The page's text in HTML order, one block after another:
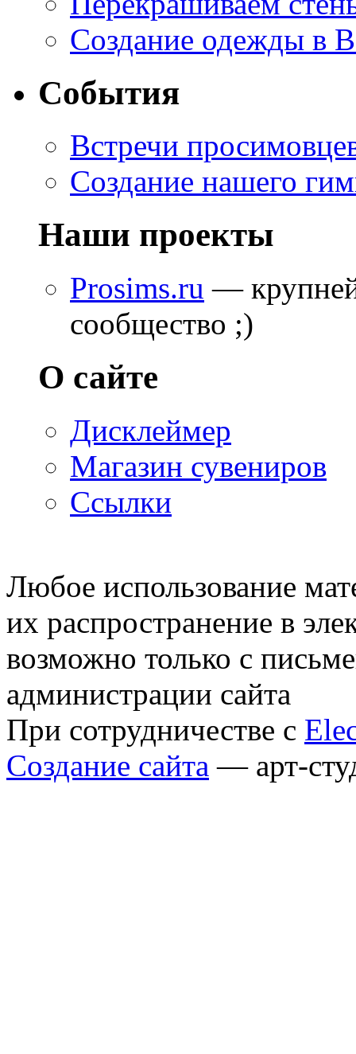
Создание одежды в
События
Встречи
Создание нашего
Наши проекты
Prosims.ru —
сообщество ;)
О сайте
Дисклеймер
Магазин сувениров
Ссылки
Любое использование
их распространение в
возможно только с
администрации сайта
При сотрудничестве с
Создание сайта — арт-